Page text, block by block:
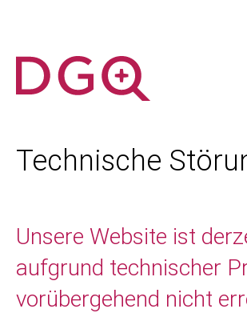
Technische
Unsere Website ist
aufgrund technischer
vorübergehend nicht